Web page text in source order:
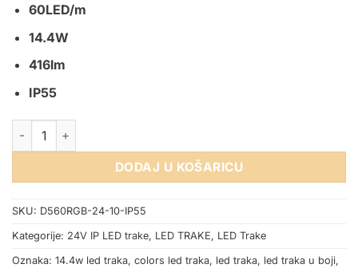
60LED/m
14.4W
416lm
IP55
RGB LED TRAKA 2835 24V 14.4W 60SMD/m IP55 5m
DODAJ U KOŠARICU
SKU: D560RGB-24-10-IP55
Kategorije: 24V IP LED trake, LED TRAKE, LED Trake
Oznaka: 14.4w led traka, colors led traka, led traka, led traka u boji,